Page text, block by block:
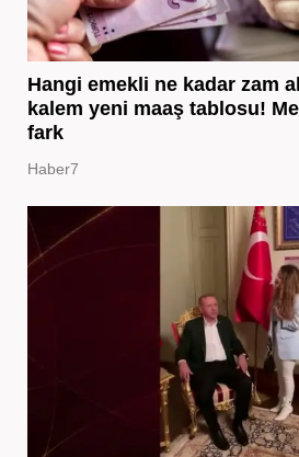
Hangi emekli ne kadar zam
kalem yeni maaş tablosu!
fark
Haber7